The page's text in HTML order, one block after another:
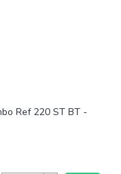
Ref 220 ST BT -